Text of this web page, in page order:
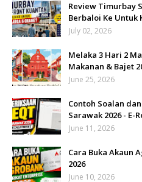
Review Timurbay
Berbaloi Ke Untuk
July 02, 2026
Melaka 3 Hari 2
Makanan & Bajet
June 25, 2026
Contoh Soalan
Sarawak 2026 - E-
June 11, 2026
Cara Buka Akaun
2026
June 10, 2026